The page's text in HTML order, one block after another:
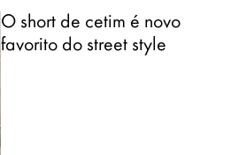
O short de cetim é novo
favorito do street style